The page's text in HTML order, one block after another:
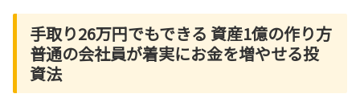
手取り26万円でもできる 資産1億の作り方
普通の会社員が着実にお金を増やせる投
資法